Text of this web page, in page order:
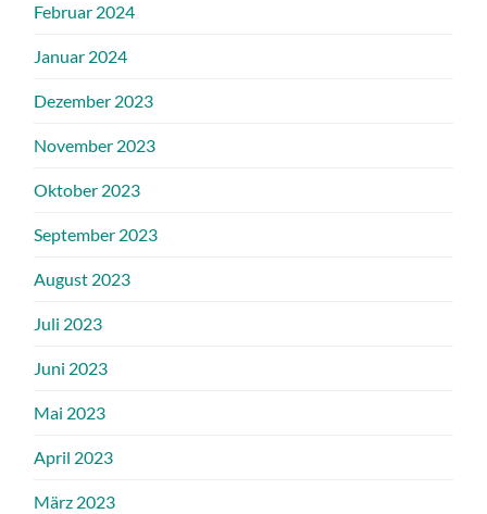
Februar 2024
Januar 2024
Dezember 2023
November 2023
Oktober 2023
September 2023
August 2023
Juli 2023
Juni 2023
Mai 2023
April 2023
März 2023